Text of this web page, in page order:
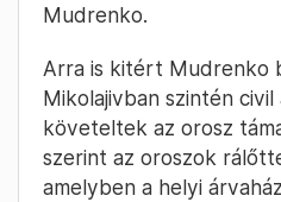
Mudrenko.
Arra is kitért Mudrenko
Mikolajivban szintén
követeltek az orosz
szerint az oroszok
amelyben a helyi